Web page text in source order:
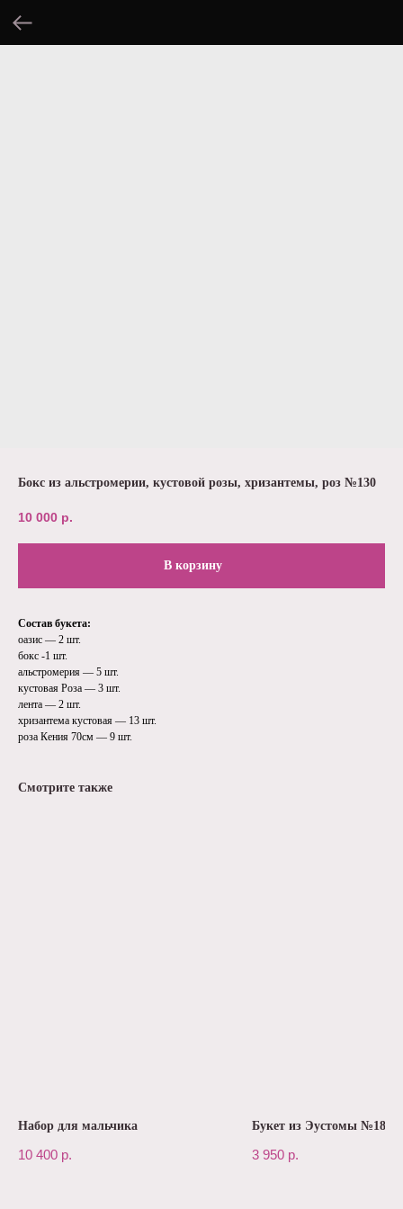
Бокс из альстромерии, кустовой розы, хризантемы, роз №130
10 000 р.
В корзину
Состав букета:
оазис — 2 шт.
бокс -1 шт.
альстромерия — 5 шт.
кустовая Роза — 3 шт.
лента — 2 шт.
хризантема кустовая — 13 шт.
роза Кения 70см — 9 шт.
Смотрите также
Набор для мальчика
10 400 р.
Букет из Эустомы №183
3 950 р.